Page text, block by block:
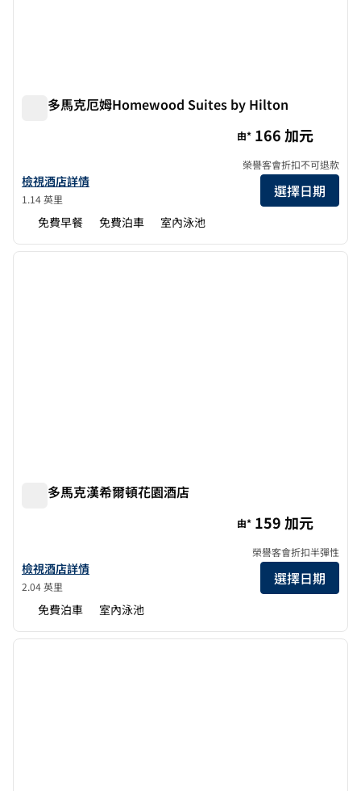
多倫多馬克厄姆Homewood Suites by Hilton
查看多倫多馬克漢Homewood Suites by Hilton詳情
檢視酒店詳情
1.14 英里
由* 166 加元
榮譽客會折扣不可退款
選擇日期
免費早餐 免費泊車 室內泳池
1/12
第 1 頁，共 12 頁
下一
多倫多馬克漢希爾頓花園酒店
查看多倫多/馬克漢希爾頓花園酒店詳情
檢視酒店詳情
2.04 英里
由* 159 加元
榮譽客會折扣半彈性
選擇日期
免費泊車 室內泳池
1/12
第 1 頁，共 12 頁
下一